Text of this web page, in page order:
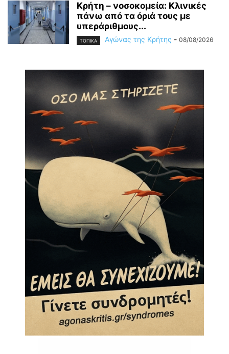
Κρήτη – νοσοκομεία: Κλινικές
πάνω από τα όριά τους με
υπεράριθμους...
ΤΟΠΙΚΑ Αγώνας της Κρήτης - 08/08/2026